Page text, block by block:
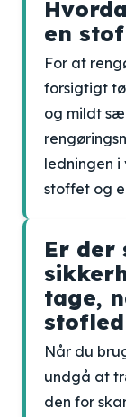
en
For at
forsigtigt
og mildt
ledningen
stoffet og
Er der
tage,
Når du
undgå at
den for